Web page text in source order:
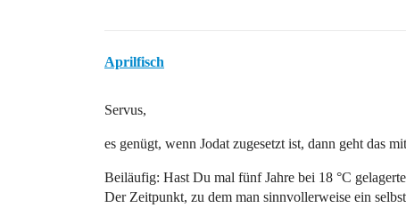
Aprilfisch
Servus,
es genügt, wenn Jodat zugesetzt ist, dann geht das
Beiläufig: Hast Du mal fünf Jahre bei 18 °C
Der Zeitpunkt, zu dem man sinnvollerweise ein